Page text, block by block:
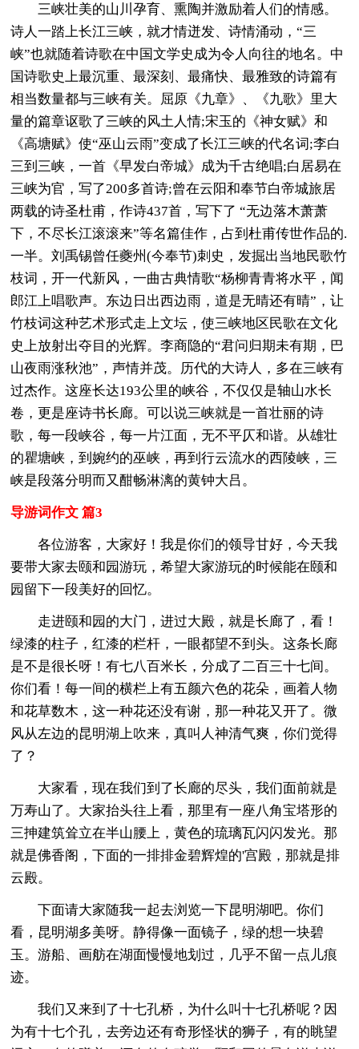
三峡壮美的山川孕育、熏陶并激励着人们的情感。
诗人一踏上长江三峡，就才情迸发、诗情涌动，“三
峡”也就随着诗歌在中国文学史成为令人向往的地名。中
国诗歌史上最沉重、最深刻、最痛快、最雅致的诗篇有
相当数量都与三峡有关。屈原《九章》、《九歌》里大
量的篇章讴歌了三峡的风土人情;宋玉的《神女赋》和
《高塘赋》使“巫山云雨”变成了长江三峡的代名词;李白
三到三峡，一首《早发白帝城》成为千古绝唱;白居易在
三峡为官，写了200多首诗;曾在云阳和奉节白帝城旅居
两载的诗圣杜甫，作诗437首，写下了 “无边落木萧萧
下，不尽长江滚滚来”等名篇佳作，占到杜甫传世作品的.
一半。刘禹锡曾任夔州(今奉节)刺史，发掘出当地民歌竹
枝词，开一代新风，一曲古典情歌“杨柳青青将水平，闻
郎江上唱歌声。东边日出西边雨，道是无晴还有晴”，让
竹枝词这种艺术形式走上文坛，使三峡地区民歌在文化
史上放射出夺目的光辉。李商隐的“君问归期未有期，巴
山夜雨涨秋池”，声情并茂。历代的大诗人，多在三峡有
过杰作。这座长达193公里的峡谷，不仅仅是轴山水长
卷，更是座诗书长廊。可以说三峡就是一首壮丽的诗
歌，每一段峡谷，每一片江面，无不平仄和谐。从雄壮
的瞿塘峡，到婉约的巫峡，再到行云流水的西陵峡，三
峡是段落分明而又酣畅淋漓的黄钟大吕。
导游词作文 篇3
各位游客，大家好！我是你们的领导甘好，今天我
要带大家去颐和园游玩，希望大家游玩的时候能在颐和
园留下一段美好的回忆。
走进颐和园的大门，进过大殿，就是长廊了，看！
绿漆的柱子，红漆的栏杆，一眼都望不到头。这条长廊
是不是很长呀！有七八百米长，分成了二百三十七间。
你们看！每一间的横栏上有五颜六色的花朵，画着人物
和花草数木，这一种花还没有谢，那一种花又开了。微
风从左边的昆明湖上吹来，真叫人神清气爽，你们觉得
了？
大家看，现在我们到了长廊的尽头，我们面前就是
万寿山了。大家抬头往上看，那里有一座八角宝塔形的
三抻建筑耸立在半山腰上，黄色的琉璃瓦闪闪发光。那
就是佛香阁，下面的一排排金碧辉煌的'宫殿，那就是排
云殿。
下面请大家随我一起去浏览一下昆明湖吧。你们
看，昆明湖多美呀。静得像一面镜子，绿的想一块碧
玉。游船、画舫在湖面慢慢地划过，几乎不留一点儿痕
迹。
我们又来到了十七孔桥，为什么叫十七孔桥呢？因
为有十七个孔，去旁边还有奇形怪状的狮子，有的眺望